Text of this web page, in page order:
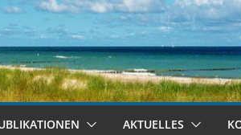
AKTUELLES